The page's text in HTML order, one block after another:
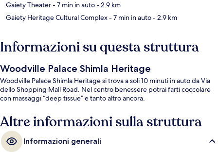
Gaiety Theater- 7 min in auto- 2.9 km
Gaiety Heritage Cultural Complex- 7 min in auto- 2.9 km
Informazioni su questa struttura
Woodville Palace Shimla Heritage
Woodville Palace Shimla Heritage si trova a soli 10 minuti in auto da Via
dello Shopping Mall Road. Nel centro benessere potrai farti coccolare
con massaggi “deep tissue” e tanto altro ancora.
Altre informazioni sulla struttura
Informazioni generali